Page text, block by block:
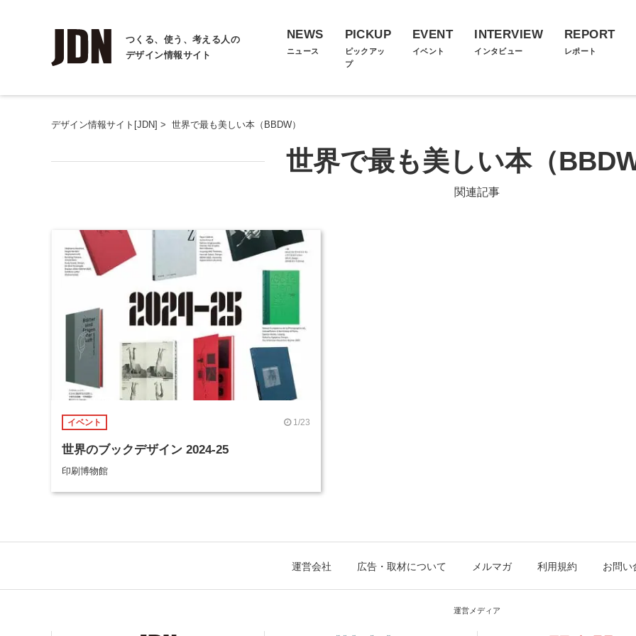
つくる、使う、考える人の
デザイン情報サイト
NEWS
ニュース
PICKUP
ピックアッ
プ
EVENT
イベント
INTERVIEW
インタビュー
REPORT
レポート
デザイン情報サイト[JDN] > 世界で最も美しい本（BBDW）
世界で最も美しい本（
関連記事
イベント 1/23
世界のブックデザイン 2024-25
印刷博物館
運営会社 広告・取材について メルマガ 利用規約 お問い
運営メディア